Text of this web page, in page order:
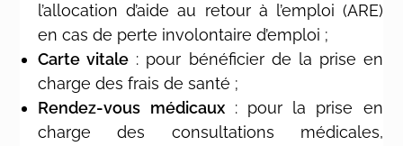
l’allocation d’aide au retour à l’emploi (ARE)
en cas de perte involontaire d’emploi ;
Carte vitale : pour bénéficier de la prise en
charge des frais de santé ;
Rendez-vous médicaux: pour la prise en
charge des consultations médicales,